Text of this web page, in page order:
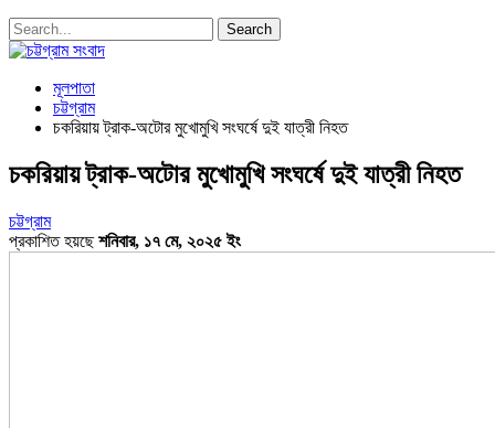
মূলপাতা
চট্টগ্রাম
চকরিয়ায় ট্রাক-অটোর মুখোমুখি সংঘর্ষে দুই যাত্রী নিহত
চকরিয়ায় ট্রাক-অটোর মুখোমুখি সংঘর্ষে দুই যাত্রী নিহত
চট্টগ্রাম
প্রকাশিত হয়ছেশনিবার, ১৭ মে, ২০২৫ ইং